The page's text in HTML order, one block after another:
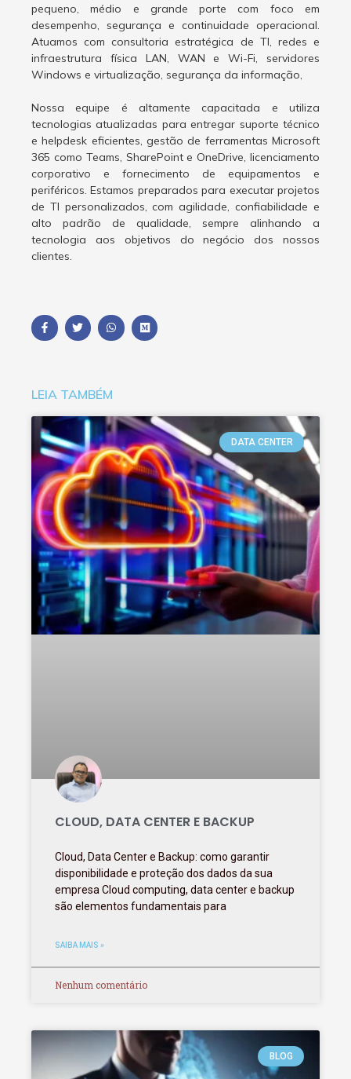
pequeno, médio e grande porte com foco em
desempenho, segurança e continuidade operacional.
Atuamos com consultoria estratégica de TI, redes e
infraestrutura física LAN, WAN e Wi-Fi, servidores
Windows e virtualização, segurança da informação,
Nossa equipe é altamente capacitada e utiliza
tecnologias atualizadas para entregar suporte técnico
e helpdesk eficientes, gestão de ferramentas Microsoft
365 como Teams, SharePoint e OneDrive, licenciamento
corporativo e fornecimento de equipamentos e
periféricos. Estamos preparados para executar projetos
de TI personalizados, com agilidade, confiabilidade e
alto padrão de qualidade, sempre alinhando a
tecnologia aos objetivos do negócio dos nossos
clientes.
LEIA TAMBÉM
DATA CENTER
CLOUD, DATA CENTER E BACKUP
Cloud, Data Center e Backup: como garantir
disponibilidade e proteção dos dados da sua
empresa Cloud computing, data center e backup
são elementos fundamentais para
SAIBA MAIS »
Nenhum comentário
BLOG